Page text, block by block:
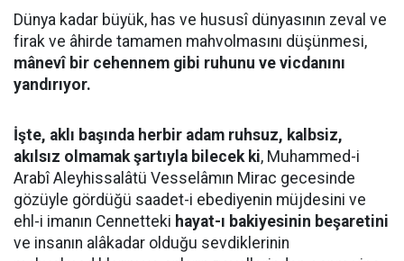
Dünya kadar büyük, has ve hususî dünyasının zeval ve
firak ve âhirde tamamen mahvolmasını düşünmesi,
mânevî bir cehennem gibi ruhunu ve vicdanını
yandırıyor.
İşte, aklı başında herbir adam ruhsuz, kalbsiz,
akılsız olmamak şartıyla bilecek ki, Muhammed-i
Arabî Aleyhissalâtü Vesselâmın Mirac gecesinde
gözüyle gördüğü saadet-i ebediyenin müjdesini ve
ehl-i imanın Cennetteki hayat-ı bakiyesinin beşaretini
ve insanın alâkadar olduğu sevdiklerinin